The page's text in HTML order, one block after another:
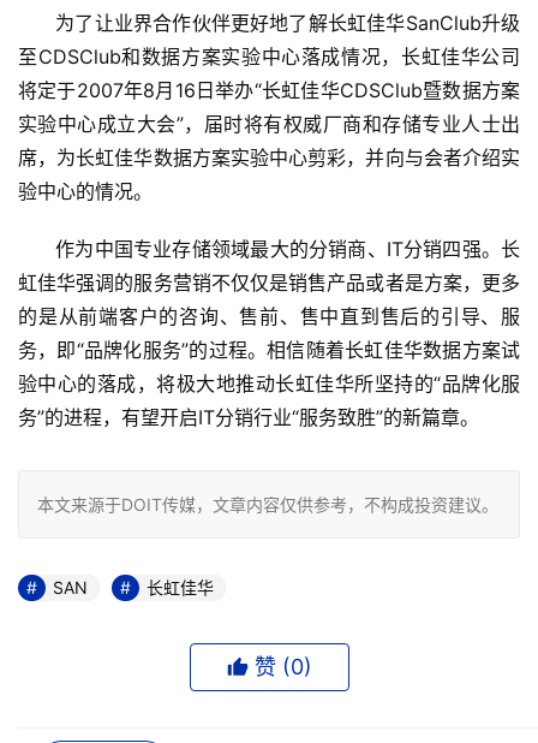
为了让业界合作伙伴更好地了解长虹佳华SanClub升级
至CDSClub和数据方案实验中心落成情况，长虹佳华公司
将定于2007年8月16日举办“长虹佳华CDSClub暨数据方案
实验中心成立大会”，届时将有权威厂商和存储专业人士出
席，为长虹佳华数据方案实验中心剪彩，并向与会者介绍实
验中心的情况。
作为中国专业存储领域最大的分销商、IT分销四强。长
虹佳华强调的服务营销不仅仅是销售产品或者是方案，更多
的是从前端客户的咨询、售前、售中直到售后的引导、服
务，即“品牌化服务”的过程。相信随着长虹佳华数据方案试
验中心的落成，将极大地推动长虹佳华所坚持的“品牌化服
务”的进程，有望开启IT分销行业“服务致胜”的新篇章。
本文来源于DOIT传媒，文章内容仅供参考，不构成投资建议。
SAN 长虹佳华
赞 (0)